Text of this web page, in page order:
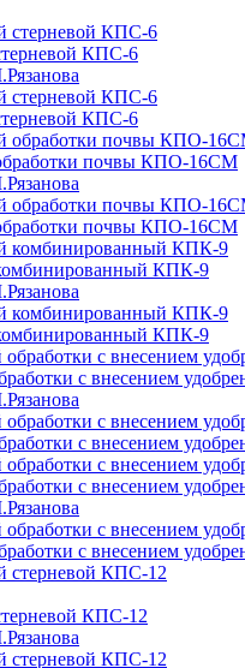
КПС-6
КПС-6
почвы КПО-16СМ
почвы КПО-16СМ
КПК-9
КПК-9
с внесением
с внесением
с внесением
с внесением
КПС-12